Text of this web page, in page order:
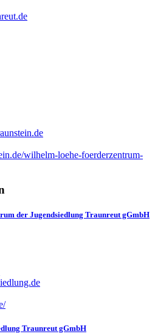
wilhelm-loehe-foerderzentrum-
der Jugendsiedlung Traunreut gGmbH
Traunreut gGmbH